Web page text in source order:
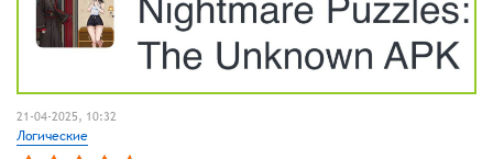
21-04-2025, 10:32
Логические